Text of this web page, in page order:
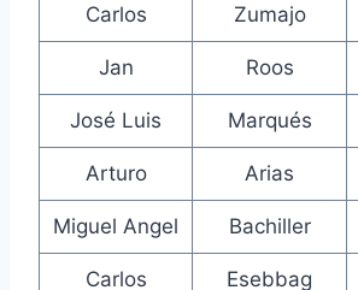
Carlos Zumajo
Jan Roos
José Luis Marqués
Arturo Arias
Miguel Angel Bachiller
Carlos Esebbag